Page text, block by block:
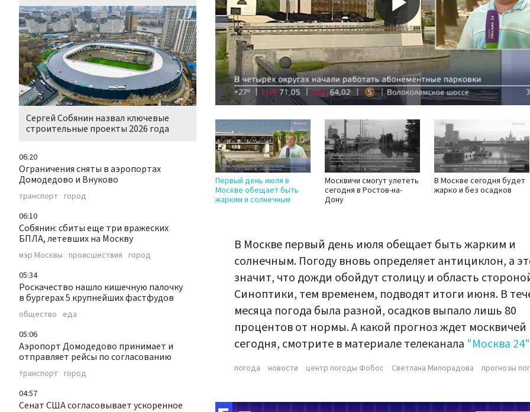
Сергей Собянин назвал ключевые
строительные проекты 2026 года
06:20
Ограничения сняты в аэропортах
Домодедово и Внуково
транспорт город
06:10
Собянин: сбиты ещe три вражеских
БПЛА, летевших на Москву
мэр Москвы происшествия город
05:34
Роскачество нашло кишечную палочку
в бургерах 5 крупнейших фастфудов
общество еда
05:06
Аэропорт Домодедово принимает и
отправляет рейсы по согласованию
транспорт город
04:57
Сенат США согласовывает ускоренное
Play
Video
Первый день июля в
Москве обещает быть
жарким и солнечным
Москвичи смогут улететь
сегодня в Ростов-на-
Дону
В Москве сегодня будет
жарко и без осадков
В Москве первый день июля обещает быть жарким и
солнечным. Погоду вновь определяет антициклон, а
значит, что дожди обойдут столицу и область
Синоптики, тем временем, подводят итоги июня. В
месяца погода была разной, осадков выпало лишь 80
процентов от нормы. А какой прогноз ждет москвичей
сегодня, смотрите в материале телеканала "Москва 24"
погода новости центр погоды Фобос Светлана Милорадова прогнозы